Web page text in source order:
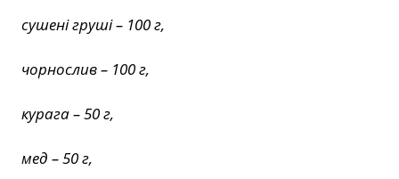
сушені груші – 100 г,
чорнослив – 100 г,
курага –50 г,
мед –50 г,